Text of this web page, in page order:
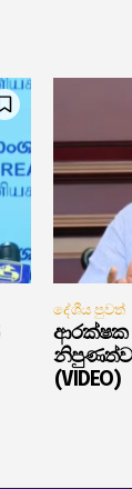
දේශීය පුවත්
ආරක්ෂක
(VIDEO)